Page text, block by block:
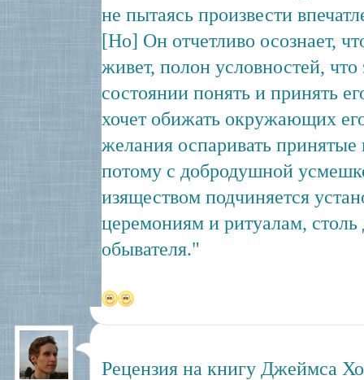
не пытаясь произвести
[Но] Он отчетливо осознает,
живет, полон условностей,
состоянии понять и принять
хочет обижать окружающих
желания оспаривать
потому с добродушной
изяществом подчиняется
церемониям и ритуалам,
обывателя."
Рецензия на книгу Джеймса